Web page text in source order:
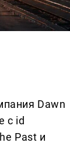
Dawn
с id
Past и